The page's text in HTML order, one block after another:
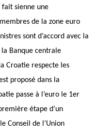
fait sienne une
de la zone euro
sont d’accord avec la
Banque centrale
Croatie respecte les
proposé dans la
passe à l’euro le 1er
étape d’un
Conseil de l’Union